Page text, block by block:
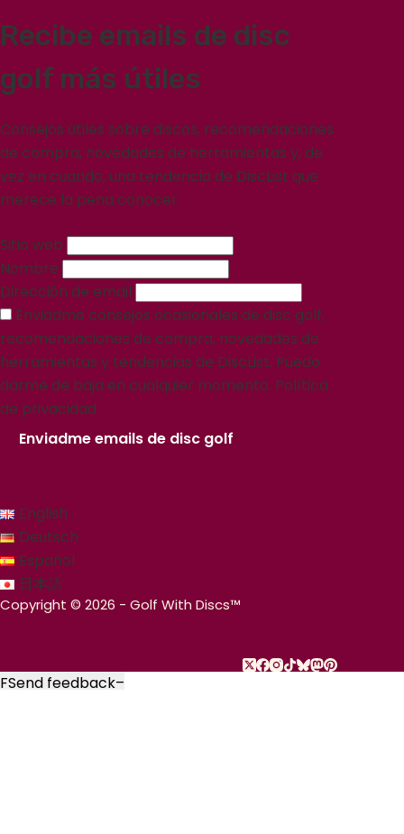
Recibe emails de disc
golf más útiles
Consejos útiles sobre discos, recomendaciones
de compra, novedades de herramientas y, de
vez en cuando, una tendencia de DiscList que
merece la pena conocer.
Sitio web
Nombre
Dirección de email
Enviadme consejos ocasionales de disc golf,
recomendaciones de compra, novedades de
herramientas y tendencias de DiscList. Puedo
darme de baja en cualquier momento. Política
de privacidad
Enviadme emails de disc golf
English
Deutsch
Español
日本語
Copyright © 2026 - Golf With Discs™
FSend feedback–